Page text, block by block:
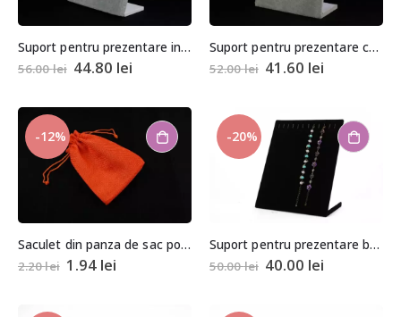
Suport pentru prezentare inele sau cercei tip rama 24x20cm
56.00lei 44.80 lei
Suport pentru prezentare cercei tip rama 24x20cm
52.00lei 41.60 lei
-12%
Saculet din panza de sac portocaliu aprox. 9,5×13,5cm
2.20lei 1.94 lei
-20%
Suport pentru prezentare bratari si coliere tip rama 23x20x8cm
50.00lei 40.00 lei